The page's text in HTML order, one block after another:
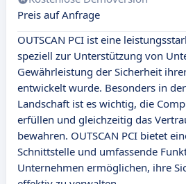
Preis auf Anfrage
OUTSCAN PCI ist eine
speziell zur Unterstützung von
Gewährleistung der Sicherheit
entwickelt wurde. Besonders in
Landschaft ist es wichtig, die
erfüllen und gleichzeitig das
bewahren. OUTSCAN PCI bietet
Schnittstelle und umfassende
Unternehmen ermöglichen, ihre